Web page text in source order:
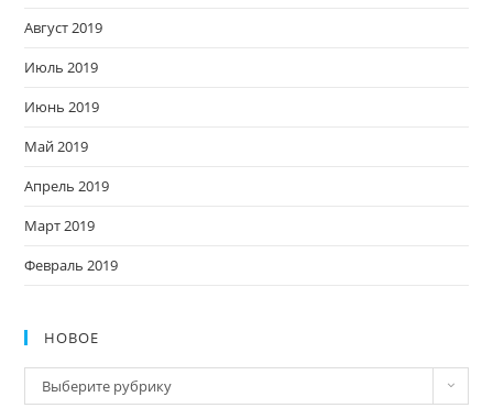
Август 2019
Июль 2019
Июнь 2019
Май 2019
Апрель 2019
Март 2019
Февраль 2019
НОВОЕ
Новое
Выберите рубрику